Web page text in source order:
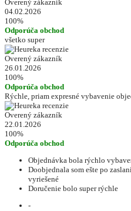
Overený zákazník
04.02.2026
100%
Odporúča obchod
všetko super
Overený zákazník
26.01.2026
100%
Odporúča obchod
Rýchle, priam expresné vybavenie
Overený zákazník
22.01.2026
100%
Odporúča obchod
Objednávka bola rýchlo
Doobjednala som ešte po
vyriešené
Doručenie bolo super rýchle
-